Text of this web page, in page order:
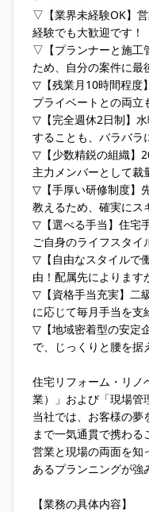
▽【業界未経験OK】
経験でも大歓迎です！
▽【プランナーと施工
ため、自分の案件に最
▽【残業月10時間程度
プライベートとの両立
▽【完全週休2日制】
することも、バラバラ
▽【少数精鋭の組織】
主力メンバーとして裁
▽【手厚い研修制度】
教えるため、確実にス
▽【選べる手当】住宅
ご自身のライフスタイ
▽【自由なスタイルで
由！配属先によります
▽【資格手当充実】二
に応じて毎月手当を支
▽【地域密着型の安定
で、じっくりと腰を据
住宅リフォーム・リノ
業）」および「現場管
当社では、お客様の夢
まで一気通貫で携わる
営業と現場の両面を知
あるプランニングが強
【業務の具体内容】